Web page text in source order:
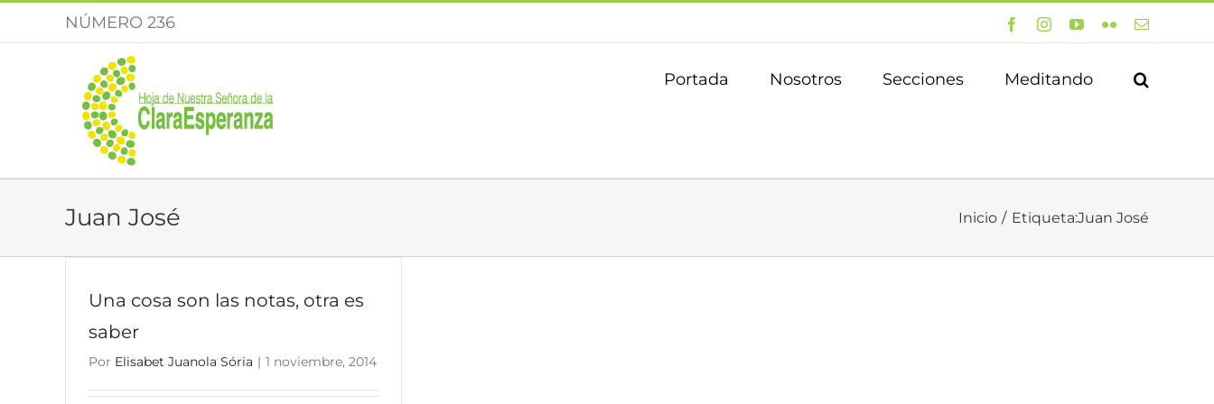
NÚMERO 236 FacebookInstagramYouTube
FlickrCorreo
Portada Nosotros Secciones Meditando
Juan José Inicio Etiqueta:Juan José
Una cosa son las notas, otra es
saber
Por Elisabet Juanola Sória | 1 noviembre, 2014